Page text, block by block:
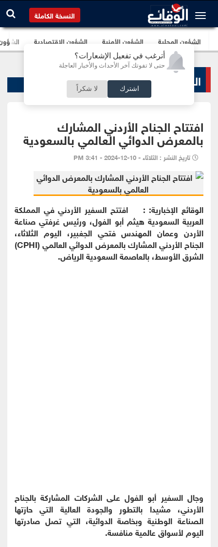
أترغب في تفعيل الإشعارات؟
حتى لا تفوتك آخر الأحداث والأخبار العاجلة
اشترك لا شكراً
النسخة الكاملة
الشؤون المحلية الشؤون الأمنية الشؤون الإقتصادية
الشؤون المحلية
افتتاح الجناح الأردني المشارك
بالمعرض الدوائي العالمي بالسعودية
تاريخ النشر : الثلاثاء - 10-12-2024 - 3:41 PM
الوقائع الإخبارية: : افتتح السفير الأردني في المملكة
العربية السعودية هيثم أبو الفول، ورئيس غرفتي صناعة
الأردن وعمان المهندس فتحي الجغبير، اليوم الثلاثاء،
الجناح الأردني المشارك بالمعرض الدوائي العالمي (CPHI)
الشرق الأوسط، بالعاصمة السعودية الرياض.
وجال السفير أبو الفول على الشركات المشاركة بالجناح
الأردني، مشيدا بالتطور والجودة العالية التي حازتها
الصناعة الوطنية وبخاصة الدوائية، التي تصل صادرتها
اليوم لأسواق عالمية منافسة.